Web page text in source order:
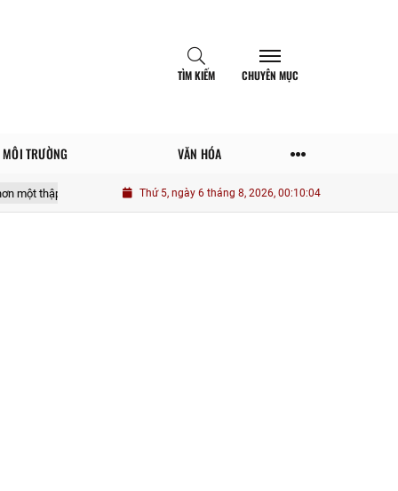
TÌM KIẾM CHUYÊN MỤC
MÔI TRƯỜNG VĂN HÓA
chiếu" Sunshine Group ghi nhận lợi nhuận Quý II tăng hơn
Thứ 5, ngày 6 tháng 8, 2026, 00:10:05